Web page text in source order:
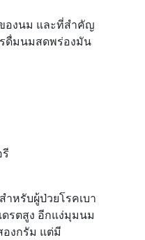
องนม และที่สำคัญ
รดื่มนมสดพร่องมัน
หรับผู้ป่วยโรคเบา
รตสูง อีกแง่มุมนม
งกรัม แต่มี